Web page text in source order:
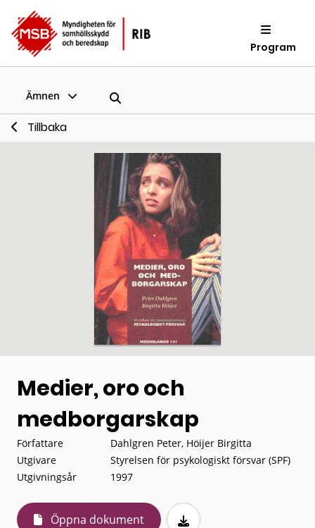
Program
Ämnen
Tillbaka
Medier, oro och
medborgarskap
Författare
Dahlgren Peter, Höijer Birgitta
Utgivare
Styrelsen för psykologiskt försvar (SPF)
Utgivningsår
1997
Öppna dokument